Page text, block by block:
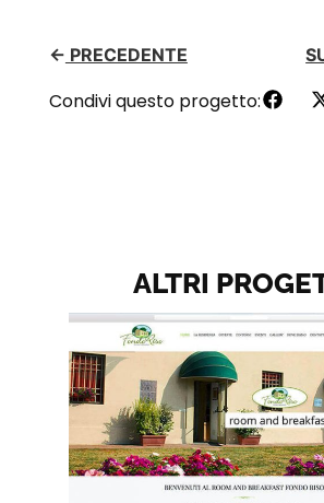
← PRECEDENTE
Condivi questo progetto:
ALTRI